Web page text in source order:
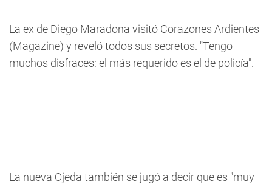
La ex de Diego Maradona visitó Corazones Ardientes
(Magazine) y reveló todos sus secretos. "Tengo
muchos disfraces: el más requerido es el de policía".
La nueva Ojeda también se jugó a decir que es "muy